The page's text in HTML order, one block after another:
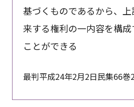
基づくものであるから、
来する権利の一内容を構
ことができる
最判平成24年2月2日民集66巻